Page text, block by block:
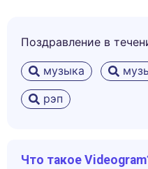
Поздравление в
музыка
рэп
Что такое